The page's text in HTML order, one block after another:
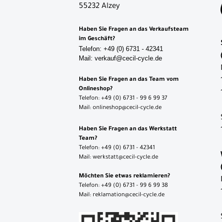
55232 Alzey
Haben Sie Fragen an das Verkaufsteam
im Geschäft?
Telefon: +49 (0) 6731 - 42341
Mail: verkauf@cecil-cycle.de
Haben Sie Fragen an das Team vom
Onlineshop?
Telefon: +49 (0) 6731 - 99 6 99 37
Mail: onlineshop@cecil-cycle.de
Haben Sie Fragen an das Werkstatt
Team?
Telefon: +49 (0) 6731 - 42341
Mail: werkstatt@cecil-cycle.de
Möchten Sie etwas reklamieren?
Telefon: +49 (0) 6731 - 99 6 99 38
Mail: reklamation@cecil-cycle.de